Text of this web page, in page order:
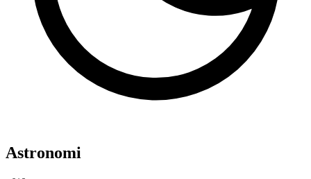
Astronomi